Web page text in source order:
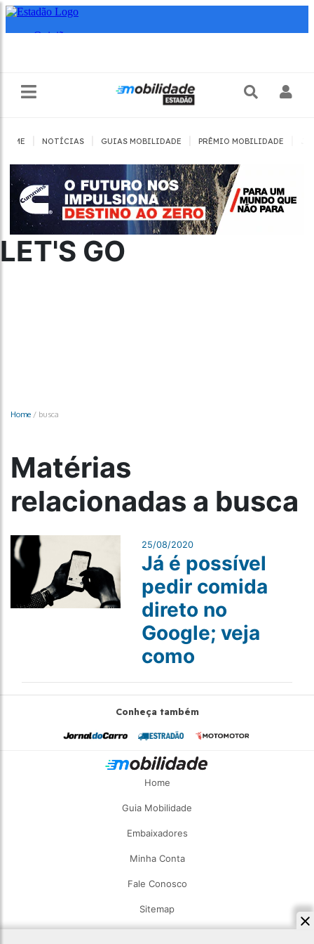
HOME NOTÍCIAS GUIAS MOBILIDADE PRÊMIO MOBILIDADE
LET'S GO
Home / busca
Matérias
relacionadas a busca
25/08/2020
Já é possível
pedir comida
direto no
Google; veja
como
Conheça também
Home
Guia Mobilidade
Embaixadores
Minha Conta
Fale Conosco
Sitemap